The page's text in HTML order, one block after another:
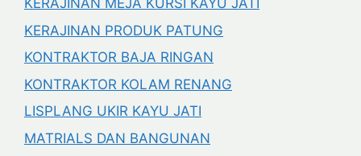
KERAJINAN MEJA KURSI KAYU JATI
KERAJINAN PRODUK PATUNG
KONTRAKTOR BAJA RINGAN
KONTRAKTOR KOLAM RENANG
LISPLANG UKIR KAYU JATI
MATRIALS DAN BANGUNAN